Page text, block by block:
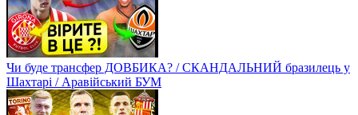
Чи буде трансфер ДОВБИКА? / СКАНДАЛЬНИЙ бразилець у
Шахтарі / Аравійський БУМ